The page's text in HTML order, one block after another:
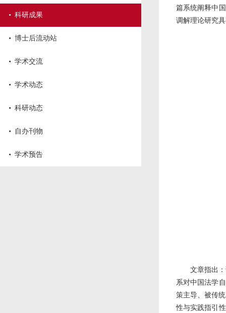
· 科研成果
· 博士后流动站
· 学术交流
· 学术动态
· 科研动态
· 自办刊物
· 学术预告
篇系统阐释中
调解理论研究
文章指出
系对中国法学
策主导、被传
性与实践指引